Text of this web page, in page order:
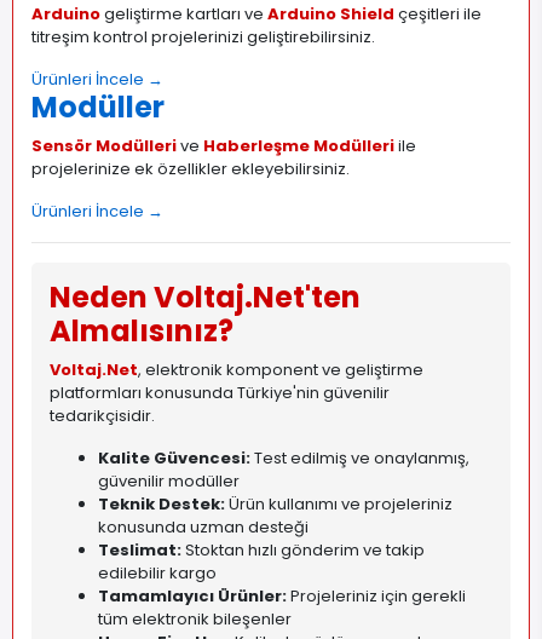
Arduinogeliştirme kartları ve Arduino Shield çeşitleri ile
titreşim kontrol projelerinizi geliştirebilirsiniz.
Ürünleri İncele →
Modüller
Sensör Modüllerive Haberleşme Modülleriile
projelerinize ek özellikler ekleyebilirsiniz.
Ürünleri İncele →
Neden Voltaj.Net'ten
Almalısınız?
Voltaj.Net, elektronik komponent ve geliştirme
platformları konusunda Türkiye'nin güvenilir
tedarikçisidir.
Kalite Güvencesi:Test edilmiş ve onaylanmış,
güvenilir modüller
Teknik Destek:Ürün kullanımı ve projeleriniz
konusunda uzman desteği
Teslimat:Stoktan hızlı gönderim ve takip
edilebilir kargo
Tamamlayıcı Ürünler:Projeleriniz için gerekli
tüm elektronik bileşenler